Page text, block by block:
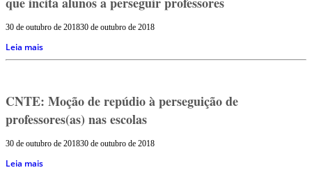
30 de outubro de 201830 de outubro de 2018
Leia mais
CNTE: Moção de repúdio à perseguição de
professores(as) nas escolas
30 de outubro de 201830 de outubro de 2018
Leia mais